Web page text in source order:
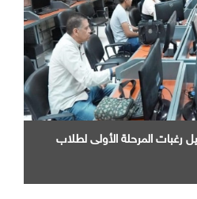
رغبات المرحلة الأولى لطلاب